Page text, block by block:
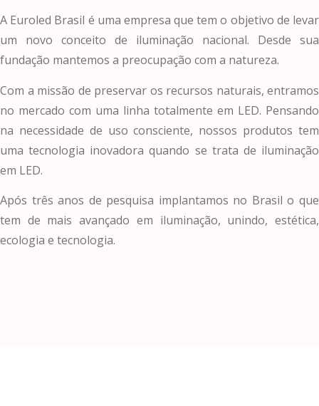
A Euroled Brasil é uma empresa que tem o objetivo de levar
um novo conceito de iluminação nacional. Desde sua
fundação mantemos a preocupação com a natureza.
Com a missão de preservar os recursos naturais, entramos
no mercado com uma linha totalmente em LED. Pensando
na necessidade de uso consciente, nossos produtos tem
uma tecnologia inovadora quando se trata de iluminação
em LED.
Após três anos de pesquisa implantamos no Brasil o que
tem de mais avançado em iluminação, unindo, estética,
ecologia e tecnologia.